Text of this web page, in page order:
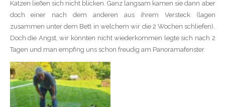
Katzen ließen sich nicht blicken. Ganz langsam kamen sie dann aber
doch einer nach dem anderen aus ihrem Versteck (lagen
zusammen unter dem Bett in welchem wir die 2 Wochen schliefen).
Doch die Angst, wir könnten nicht wiederkommen legte sich nach 2
Tagen und man empfing uns schon freudig am Panoramafenster.